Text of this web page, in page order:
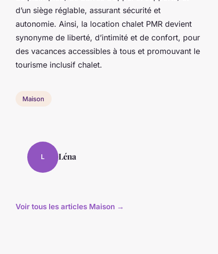
d’un siège réglable, assurant sécurité et
autonomie. Ainsi, la location chalet PMR devient
synonyme de liberté, d’intimité et de confort, pour
des vacances accessibles à tous et promouvant le
tourisme inclusif chalet.
Maison
L Léna
Voir tous les articles Maison →